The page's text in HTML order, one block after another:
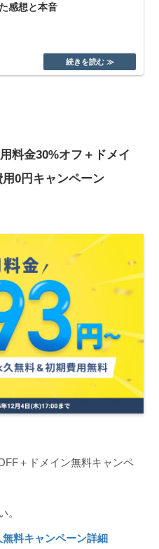
感想と本音
料金30%オフ＋ドメイ
0円キャンペーン
＋ドメイン無料キャンペ
。
料キャンペーン詳細